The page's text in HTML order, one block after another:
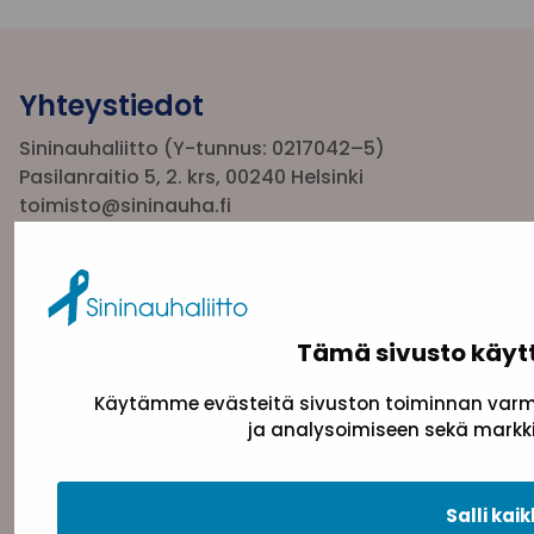
Tämä sivusto
Käytämme evästeitä sivuston toiminnan
ja analysoimiseen sekä
Salli
Yhteystiedot
Sininauhaliitto (Y-tunnus: 0217042–5)
Pasilanraitio 5, 2. krs, 00240 Helsinki
toimisto@sininauha.fi
Tietosuojaseloste Evästeseloste